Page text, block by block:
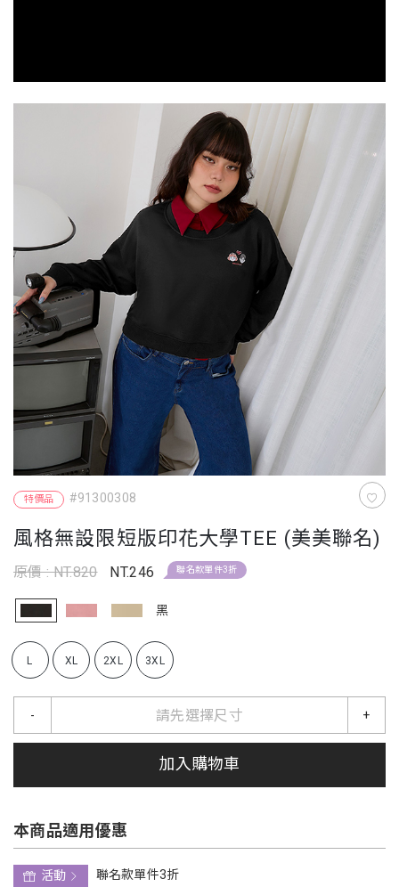
特價品 #91300308
風格無設限短版印花大學TEE (美美聯名)
原價 : NT.820 NT.246 聯名款單件3折
黑
L XL 2XL 3XL
請先選擇尺寸
- +
加入購物車
本商品適用優惠
活動
聯名款單件3折